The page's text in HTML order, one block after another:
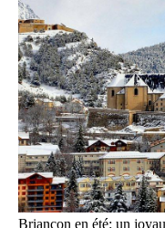
Briançon en été: un